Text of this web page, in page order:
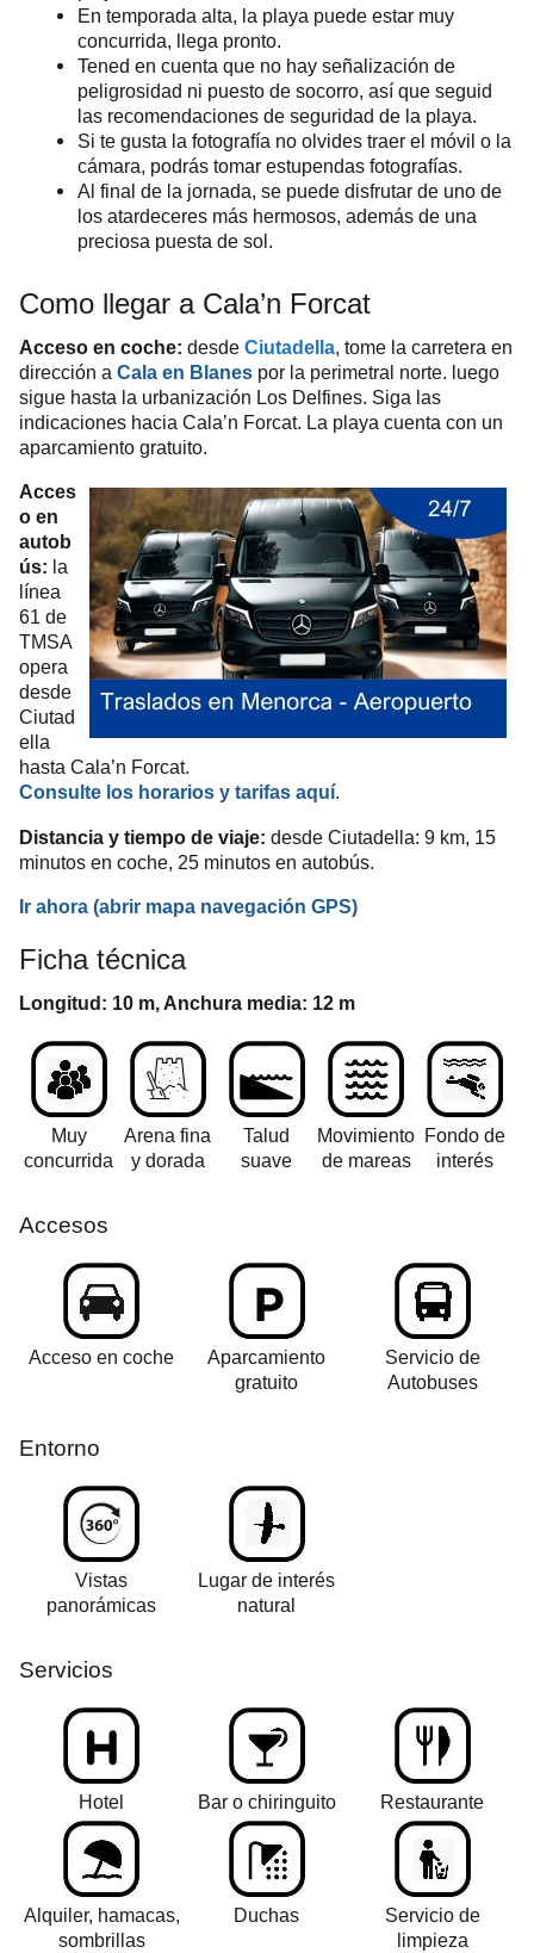
En temporada alta, la playa puede estar muy
concurrida, llega pronto.
Tened en cuenta que no hay señalización de
peligrosidad ni puesto de socorro, así que seguid
las recomendaciones de seguridad de la playa.
Si te gusta la fotografía no olvides traer el móvil o la
cámara, podrás tomar estupendas fotografías.
Al final de la jornada, se puede disfrutar de uno de
los atardeceres más hermosos, además de una
preciosa puesta de sol.
Como llegar a Cala’n Forcat
Acceso en coche: desde Ciutadella, tome la carretera en
dirección a Cala en Blanes por la perimetral norte. luego
sigue hasta la urbanización Los Delfines. Siga las
indicaciones hacia Cala’n Forcat. La playa cuenta con un
aparcamiento gratuito.
Acces
o en
autob
ús: la
línea
61 de
TMSA
opera
desde
Ciutad
ella
hasta Cala’n Forcat.
Consulte los horarios y tarifas aquí.
Distancia y tiempo de viaje: desde Ciutadella: 9 km, 15
minutos en coche, 25 minutos en autobús.
Ir ahora (abrir mapa navegación GPS)
Ficha técnica
Longitud: 10 m, Anchura media: 12 m
Muy
concurrida
Arena fina
y dorada
Talud
suave
Movimiento
de mareas
Fondo de
interés
Accesos
Acceso en coche
Aparcamiento
gratuito
Servicio de
Autobuses
Entorno
Vistas
panorámicas
Lugar de interés
natural
Servicios
Hotel Bar o chiringuito Restaurante
Alquiler, hamacas,
sombrillas
Duchas
Servicio de
limpieza